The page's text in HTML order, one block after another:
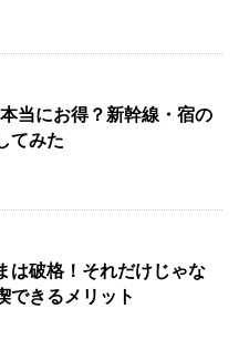
当にお得？新幹線・宿の
てみた
は破格！それだけじゃな
できるメリット